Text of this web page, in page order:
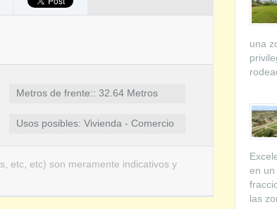
Metros de frente:: 32.64 Metros
Usos posibles: Vivienda - Comercio
etc, etc) son meramente indicativos y
una
en un
las